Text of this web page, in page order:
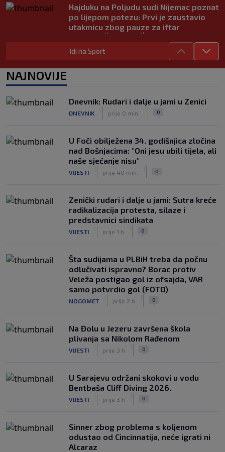
Hajduku na Poljudu sudi Nijemac poznat
po lijepom potezu: Prvi je zaustavio
utakmicu zbog pauze za iftar
| |
Asistencija iz auta kakva se rijetko viđa:
Preminula jedna od najvećih trenerskih
legendi NBA lige
Idi na Sport
NAJNOVIJE
Dnevnik: Rudari i dalje u jami u Zenici
DNEVNIK prije 0 min. 0
U Foči obilježena 34. godišnjica zločina
nad Bošnjacima: "Oni jesu ubili tijela, ali
naše sjećanje nisu"
VIJESTI prije 40 min. 0
Zenički rudari i dalje u jami: Sutra kreće
radikalizacija protesta, silaze i
predstavnici sindikata
VIJESTI prije 1 h 0
Šta sudijama u PLBiH treba da počnu
odlučivati ispravno? Borac protiv
Veleža postigao gol iz ofsajda, VAR
samo potvrdio gol (FOTO)
NOGOMET prije 2 h 0
Na Đolu u Jezeru završena škola
plivanja sa Nikolom Rađenom
VIJESTI prije 3 h 0
U Sarajevu održani skokovi u vodu
Bentbaša Cliff Diving 2026.
VIJESTI prije 3 h 0
Sinner zbog problema s koljenom
odustao od Cincinnatija, neće igrati ni
Alcaraz